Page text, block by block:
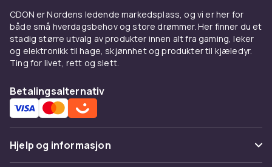
CDON er Nordens ledende markedsplass, og vi er her for
både små hverdagsbehov og store drømmer. Her finner du et
stadig større utvalg av produkter innen alt fra gaming, leker
og elektronikk til hage, skjønnhet og produkter til kjæledyr.
Ting for livet, rett og slett.
Betalingsalternativ
Hjelp og informasjon